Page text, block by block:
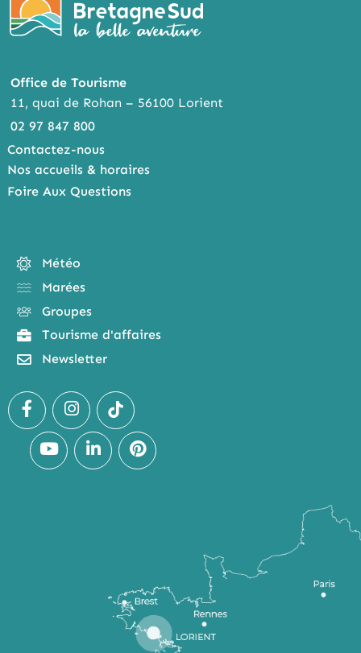
Office de Tourisme
11, quai de Rohan – 56100 Lorient
02 97 847 800
Contactez-nous
Nos accueils & horaires
Foire Aux Questions
Météo
Marées
Groupes
Tourisme d'affaires
Newsletter